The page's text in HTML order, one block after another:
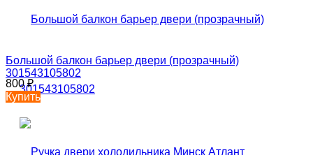
Большой балкон барьер двери (прозрачный)
301543105802
800₽
Купить